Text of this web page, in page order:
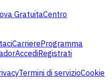
GratuitaCentro
CarriereProgramma
AccediRegistrati
Termini di servizioCookie